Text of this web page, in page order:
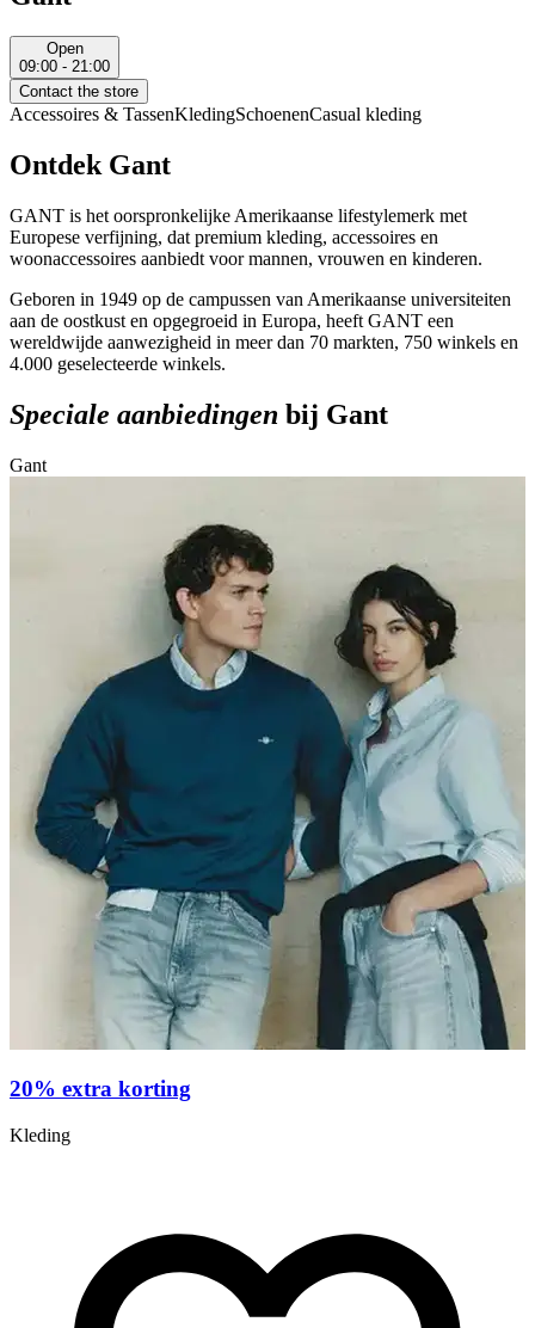
Open
09:00 - 21:00
Contact the store
Accessoires & TassenKledingSchoenenCasual kleding
Ontdek Gant
GANT is het oorspronkelijke Amerikaanse lifestylemerk met
Europese verfijning, dat premium kleding, accessoires en
woonaccessoires aanbiedt voor mannen, vrouwen en kinderen.
Geboren in 1949 op de campussen van Amerikaanse universiteiten
aan de oostkust en opgegroeid in Europa, heeft GANT een
wereldwijde aanwezigheid in meer dan 70 markten, 750 winkels en
4.000 geselecteerde winkels.
Speciale aanbiedingen bij Gant
Gant
20% extra korting
Kleding